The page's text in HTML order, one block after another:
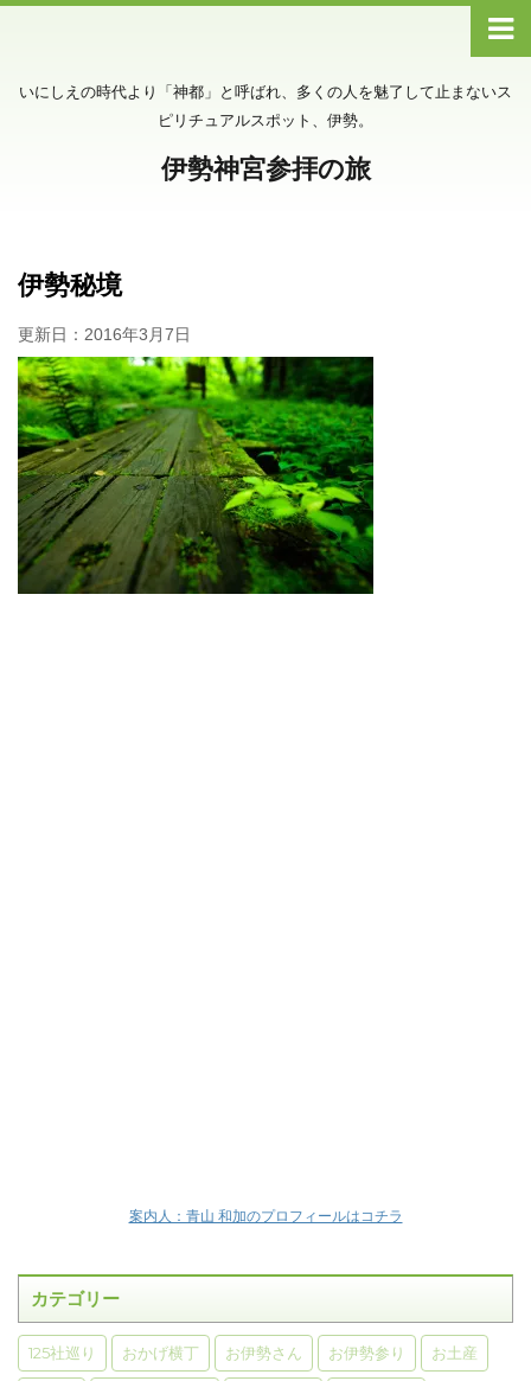
いにしえの時代より「神都」と呼ばれ、多くの人を魅了して止まないス
ピリチュアルスポット、伊勢。
伊勢神宮参拝の旅
伊勢秘境
更新日： 2016年3月7日
案内人：青山 和加のプロフィールはコチラ
カテゴリー
125社巡り おかげ横丁 お伊勢さん お伊勢参り お土産